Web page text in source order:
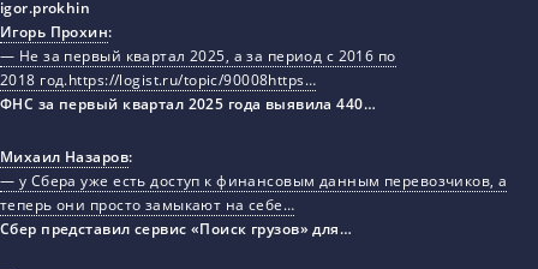
Игорь Прохин:
— Не за первый квартал 2025, а за период с 2016 по
2018 год.https://logist.ru/topic/90008https…
ФНС за первый квартал 2025 года выявила 440…
Михаил Назаров:
— у Сбера уже есть доступ к финансовым данным перевозчиков, а
теперь они просто замыкают на себе…
Сбер представил сервис «Поиск грузов» для…